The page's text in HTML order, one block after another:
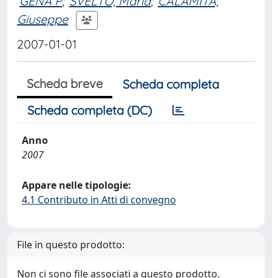
Giuseppe
2007-01-01
Scheda breve
Scheda completa
Scheda completa (DC)
Anno
2007
Appare nelle tipologie:
4.1 Contributo in Atti di convegno
File in questo prodotto:
Non ci sono file associati a questo prodotto.